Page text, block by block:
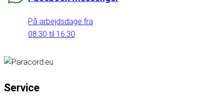
På arbejdsdage fra
08:30 til 16:30
Service